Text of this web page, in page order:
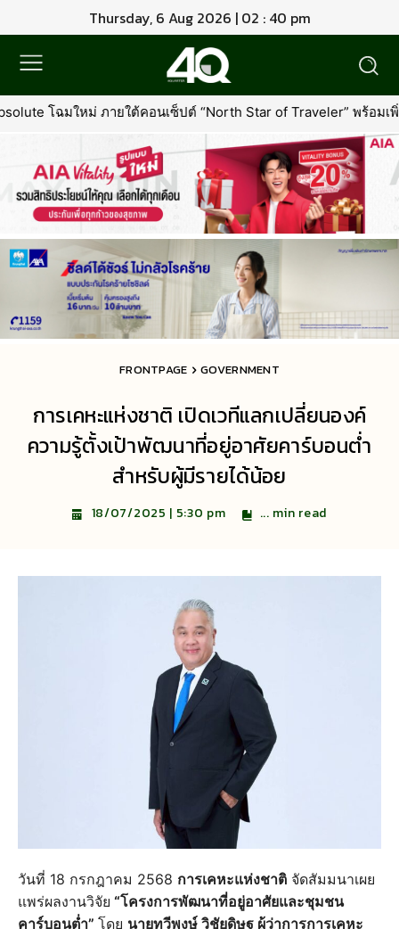
Thursday, 6 Aug 2026 | 02 : 40 pm
ต์ “North Star of Traveler” พร้อมเพิ่มเอกสิทธิ์ใหม่ที่คุ้มค่ากว่าเดิม
FRONTPAGE GOVERNMENT
การเคหะแห่งชาติ เปิดเวทีแลกเปลี่ยนองค์
ความรู้ตั้งเป้าพัฒนาที่อยู่อาศัยคาร์บอนต่ำ
สำหรับผู้มีรายได้น้อย
18/07/2025 | 5:30 pm ... min read
วันที่ 18 กรกฎาคม 2568 การเคหะแห่งชาติ จัดสัมมนาเผย
แพร่ผลงานวิจัย “โครงการพัฒนาที่อยู่อาศัยและชุมชน
คาร์บอนต่ำ” โดย นายทวีพงษ์ วิชัยดิษฐ ผู้ว่าการการเคหะ